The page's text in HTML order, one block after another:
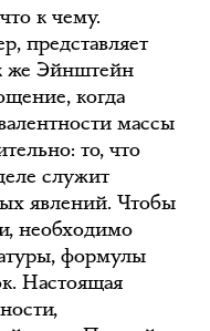
к чему.
представляет
же Эйнштейн
когда
массы
то, что
служит
явлений. Чтобы
необходимо
формулы
Настоящая